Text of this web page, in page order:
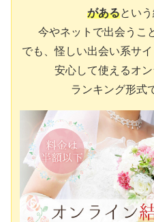
があるとい
今やネットで出会うこ
でも、怪しい出会い系サ
安心して使えるオ
ランキング形式